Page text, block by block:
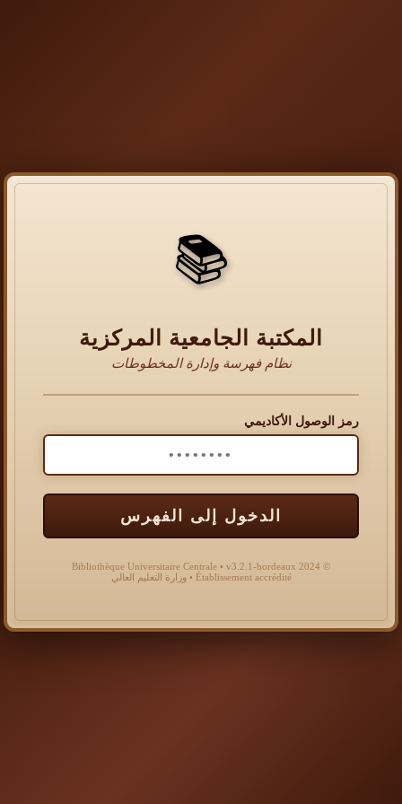
📚
المكتبة الجامعية المركزية
نظام فهرسة وإدارة المخطوطات
رمز الوصول الأكاديمي
الدخول إلى الفهرس
© 2024 Bibliothèque Universitaire Centrale • v3.2.1-bordeaux
Établissement accrédité • وزارة التعليم العالي